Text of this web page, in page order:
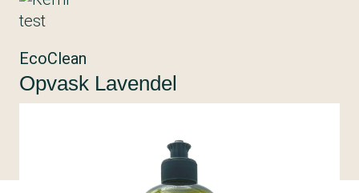
EcoClean
Opvask Lavendel